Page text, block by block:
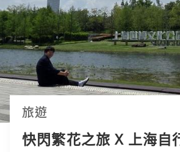
旅遊
快閃繁花之旅 X 上海自